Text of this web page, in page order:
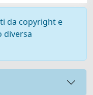
da copyright e
diversa